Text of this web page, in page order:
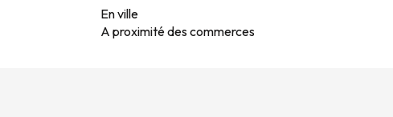
En ville
A proximité des commerces